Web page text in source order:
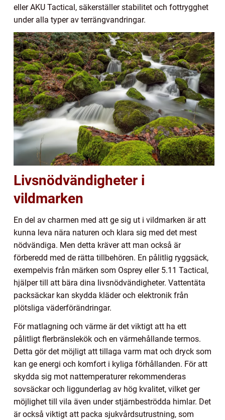
eller AKU Tactical, säkerställer stabilitet och fottrygghet
under alla typer av terrängvandringar.
Livsnödvändigheter i
vildmarken
En del av charmen med att ge sig ut i vildmarken är att
kunna leva nära naturen och klara sig med det mest
nödvändiga. Men detta kräver att man också är
förberedd med de rätta tillbehören. En pålitlig ryggsäck,
exempelvis från märken som Osprey eller 5.11 Tactical,
hjälper till att bära dina livsnödvändigheter. Vattentäta
packsäckar kan skydda kläder och elektronik från
plötsliga väderförändringar.
För matlagning och värme är det viktigt att ha ett
pålitligt flerbränslekök och en värmehållande termos.
Detta gör det möjligt att tillaga varm mat och dryck som
kan ge energi och komfort i kyliga förhållanden. För att
skydda sig mot nattemperaturer rekommenderas
sovsäckar och liggunderlag av hög kvalitet, vilket ger
möjlighet till vila även under stjärnbeströdda himlar. Det
är också viktigt att packa sjukvårdsutrustning, som